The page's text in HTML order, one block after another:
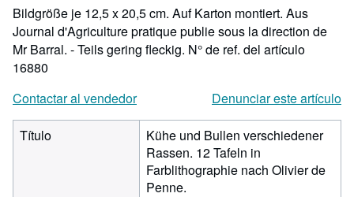
estrellas
Bildgröße je 12,5 x 20,5 cm. Auf Karton montiert. Aus
Journal d'Agriculture pratique publie sous la direction de
Mr Barral. - Teils gering fleckig. N° de ref. del artículo
16880
Contactar al vendedor
Denunciar este artículo
Título
Kühe und Bullen verschiedener
Rassen. 12 Tafeln in
Farblithographie nach Olivier de
Penne.